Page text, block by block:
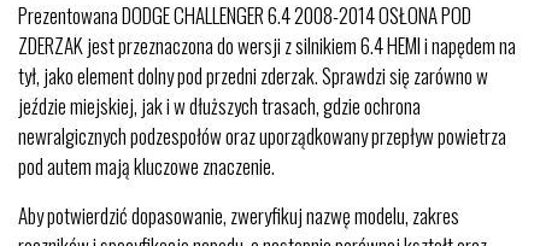
Prezentowana DODGE CHALLENGER 6.4 2008-2014 OSŁONA POD
ZDERZAK jest przeznaczona do wersji z silnikiem 6.4 HEMI i napędem na
tył, jako element dolny pod przedni zderzak. Sprawdzi się zarówno w
jeździe miejskiej, jak i w dłuższych trasach, gdzie ochrona
newralgicznych podzespołów oraz uporządkowany przepływ powietrza
pod autem mają kluczowe znaczenie.
Aby potwierdzić dopasowanie, zweryfikuj nazwę modelu, zakres